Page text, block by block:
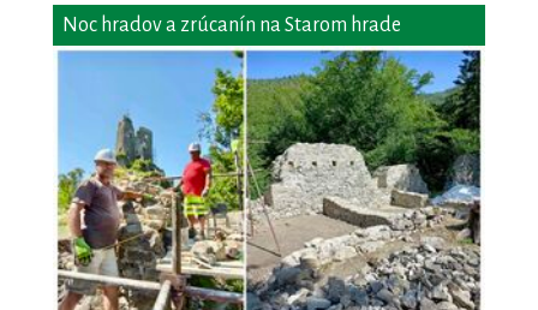
Noc hradov a zrúcanín na Starom hrade